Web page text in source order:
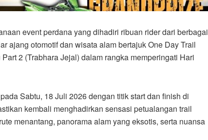
event perdana yang dihadiri ribuan rider dari berbagai
ajang otomotif dan wisata alam bertajuk One Day Trail
2 (Trabhara Jejal) dalam rangka memperingati Hari
Sabtu, 18 Juli 2026 dengan titik start dan finish di
kembali menghadirkan sensasi petualangan trail
menantang, panorama alam yang eksotis, serta nuansa